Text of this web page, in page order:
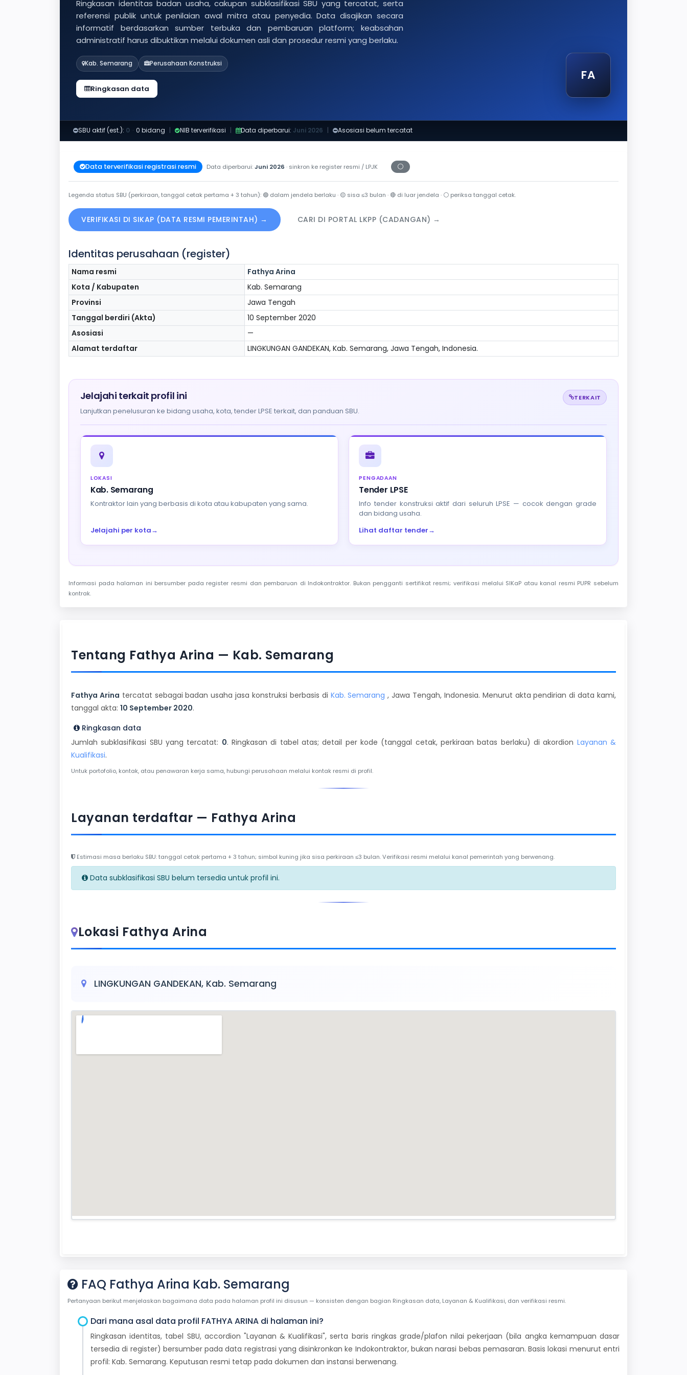
Ringkasan identitas badan usaha, cakupan subklasifikasi SBU yang tercatat, serta
referensi publik untuk penilaian awal mitra atau penyedia. Data disajikan secara
informatif berdasarkan sumber terbuka dan pembaruan platform; keabsahan
administratif harus dibuktikan melalui dokumen asli dan prosedur resmi yang berlaku.
Kab. Semarang Perusahaan Konstruksi
Ringkasan data
FA
SBU aktif (est.): 0 · 0 bidang | NIB terverifikasi | Data diperbarui: Juni 2026 | Asosiasi belum tercatat
Data terverifikasi registrasi resmi Data diperbarui:Juni 2026 · sinkron ke register resmi / LPJK ⚪
Periksa tanggal cetak
Legenda status SBU (perkiraan, tanggal cetak pertama + 3 tahun): 🟢 dalam jendela berlaku · 🟡 sisa ≤3 bulan ·🔴 di luar jendela · ⚪ periksa tanggal cetak.
VERIFIKASI DI SIKAP (DATA RESMI PEMERINTAH) → CARI DI PORTAL LKPP (CADANGAN) →
Identitas perusahaan (register)
Nama resmi
Fathya Arina
Kota / Kabupaten
Kab. Semarang
Provinsi
Jawa Tengah
Tanggal berdiri (Akta)
10 September 2020
Asosiasi
—
Alamat terdaftar
LINGKUNGAN GANDEKAN, Kab. Semarang, Jawa Tengah, Indonesia.
Jelajahi terkait profil ini
Lanjutkan penelusuran ke bidang usaha, kota, tender LPSE terkait, dan panduan SBU.
TERKAIT
LOKASI
Kab. Semarang
Kontraktor lain yang berbasis di kota atau kabupaten yang sama.
Jelajahi per kota→
PENGADAAN
Tender LPSE
Info tender konstruksi aktif dari seluruh LPSE — cocok dengan grade
dan bidang usaha.
Lihat daftar tender→
Informasi pada halaman ini bersumber pada register resmi dan pembaruan di Indokontraktor. Bukan pengganti sertifikat resmi; verifikasi melalui SIKaP atau kanal resmi PUPR sebelum
kontrak.
Tentang Fathya Arina — Kab. Semarang
Fathya Arina tercatat sebagai badan usaha jasa konstruksi berbasis di Kab. Semarang , Jawa Tengah, Indonesia. Menurut akta pendirian di data kami,
tanggal akta: 10 September 2020.
Ringkasan data
Jumlah subklasifikasi SBU yang tercatat: 0. Ringkasan di tabel atas; detail per kode (tanggal cetak, perkiraan batas berlaku) di akordion Layanan &
Kualifikasi.
Untuk portofolio, kontak, atau penawaran kerja sama, hubungi perusahaan melalui kontak resmi di profil.
Layanan terdaftar — Fathya Arina
Estimasi masa berlaku SBU: tanggal cetak pertama + 3 tahun; simbol kuning jika sisa perkiraan ≤3 bulan. Verifikasi resmi melalui kanal pemerintah yang berwenang.
Data subklasifikasi SBU belum tersedia untuk profil ini.
Lokasi Fathya Arina
LINGKUNGAN GANDEKAN, Kab. Semarang
FAQ Fathya Arina Kab. Semarang
Pertanyaan berikut menjelaskan bagaimana data pada halaman profil ini disusun — konsisten dengan bagian Ringkasan data, Layanan & Kualifikasi, dan verifikasi resmi.
Dari mana asal data profil FATHYA ARINA di halaman ini?
Ringkasan identitas, tabel SBU, accordion "Layanan & Kualifikasi", serta baris ringkas grade/plafon nilai pekerjaan (bila angka kemampuan dasar
tersedia di register) bersumber pada data registrasi yang disinkronkan ke Indokontraktor, bukan narasi bebas pemasaran. Basis lokasi menurut entri
profil: Kab. Semarang. Keputusan resmi tetap pada dokumen dan instansi berwenang.